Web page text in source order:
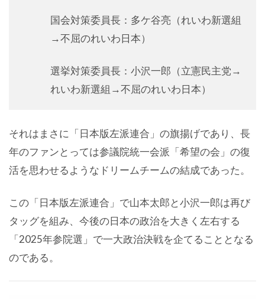
国会対策委員長：多ケ谷亮（れいわ新選組
→不屈のれいわ日本）
選挙対策委員長：小沢一郎（立憲民主党→
れいわ新選組→不屈のれいわ日本）
それはまさに「日本版左派連合」の旗揚げであり、長
年のファンとっては参議院統一会派「希望の会」の復
活を思わせるようなドリームチームの結成であった。
この「日本版左派連合」で山本太郎と小沢一郎は再び
タッグを組み、今後の日本の政治を大きく左右する
「2025年参院選」で一大政治決戦を企てることとなる
のである。